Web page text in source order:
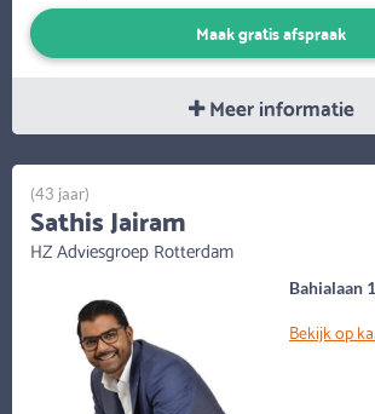
Maak gratis afspraak
Meer informatie
Bahialaan
Bekijk op
(43 jaar)
Sathis Jairam
HZ Adviesgroep Rotterdam